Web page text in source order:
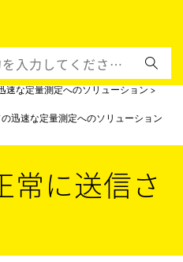
グ 日本語のウェビナー
速な定量測定へのソリューション
迅速な定量測定へのソリューション
常に送信さ